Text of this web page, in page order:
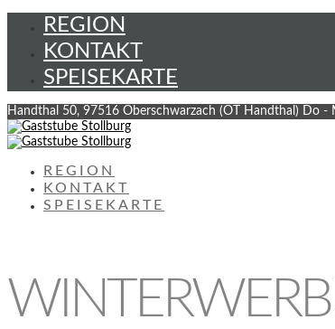
REGION
KONTAKT
SPEISEKARTE
Handthal 50, 97516 Oberschwarzach (OT Handthal) Do -
REGION
KONTAKT
SPEISEKARTE